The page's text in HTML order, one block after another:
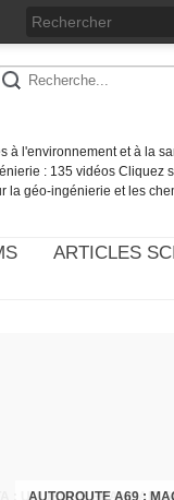
à l'environnement et à la
: 135 vidéos Cliquez
la géo-ingénierie et les
ARTICLES
AUTOROUTE A69 :